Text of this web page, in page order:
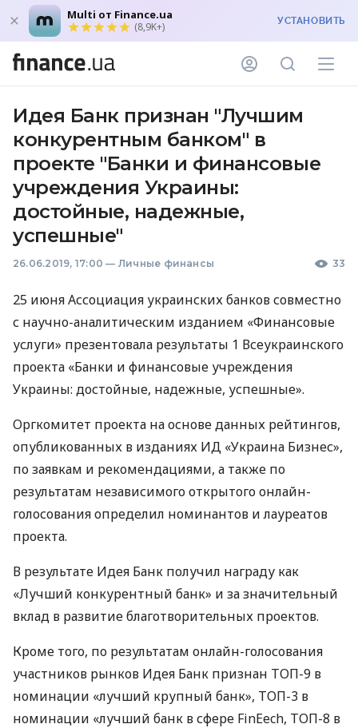
Multi от Finance.ua
(8,9K+) УСТАНОВИТЬ
Идея Банк признан "Лучшим
конкурентным банком" в
проекте "Банки и финансовые
учреждения Украины:
достойные, надежные,
успешные"
26.06.2019, 17:00 — Личные финансы 33
25 июня Ассоциация украинских банков совместно
с научно-аналитическим изданием «Финансовые
услуги» презентовала результаты 1 Всеукраинского
проекта «Банки и финансовые учреждения
Украины: достойные, надежные, успешные».
Оргкомитет проекта на основе данных рейтингов,
опубликованных в изданиях ИД «Украина Бизнес»,
по заявкам и рекомендациями, а также по
результатам независимого открытого онлайн-
голосования определил номинантов и лауреатов
проекта.
В результате Идея Банк получил награду как
«Лучший конкурентный банк» и за значительный
вклад в развитие благотворительных проектов.
Кроме того, по результатам онлайн-голосования
участников рынков Идея Банк признан ТОП-9 в
номинации «лучший крупный банк», ТОП-3 в
номинации «лучший банк в сфере FinЕech, ТОП-8 в